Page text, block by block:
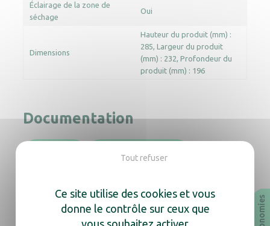
Éclairage de la zone de
séchage
Oui
Dimensions
Hauteur du produit (mm) :
285 Largeur du produit
(mm) : 232 Profondeur du
produit (mm) : 196
Documentation
Fiche Technique
Ce site utilise des cookies et vous
donne le contrôle sur ceux que
vous souhaitez activer
Tout refuser